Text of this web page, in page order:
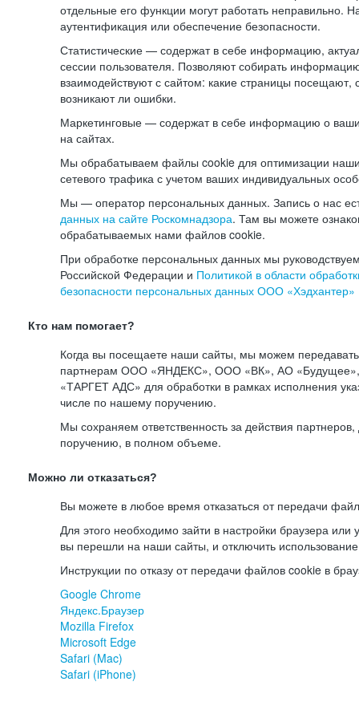
отдельные его функции могут работать неправильно.
аутентификация или обеспечение безопасности.
Статистические — содержат в себе информацию,
сессии пользователя. Позволяют собирать
взаимодействуют с сайтом: какие страницы посещают,
возникают ли ошибки.
Маркетинговые — содержат в себе информацию о
на сайтах.
Мы обрабатываем файлы cookie для оптимизации
сетевого трафика с учетом ваших индивидуальных
Мы — оператор персональных данных. Запись о нас
данных на сайте Роскомнадзора. Там вы можете
обрабатываемых нами файлов cookie.
При обработке персональных данных мы
Российской Федерации и Политикой в области
безопасности персональных данных ООО «Хэдхантер»
Кто нам помогает?
Когда вы посещаете наши сайты, мы можем
партнерам ООО «ЯНДЕКС», ООО «ВК», АО
«ТАРГЕТ АДС» для обработки в рамках исполнения
числе по нашему поручению.
Мы сохраняем ответственность за действия
поручению, в полном объеме.
Можно ли отказаться?
Вы можете в любое время отказаться от передачи
Для этого необходимо зайти в настройки браузера или
вы перешли на наши сайты, и отключить
Инструкции по отказу от передачи файлов cookie в
Google Chrome
Яндекс.Браузер
Mozilla Firefox
Microsoft Edge
Safari (Mac)
Safari (iPhone)